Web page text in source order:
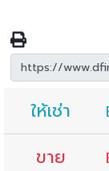
ให้เช่า
ขาย